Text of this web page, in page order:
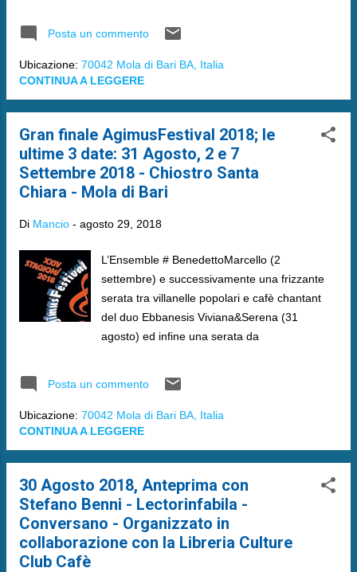
Posta un commento
Ubicazione: 70042 Mola di Bari BA, Italia
CONTINUA A LEGGERE
Gran finale AgimusFestival 2018; le
ultime 3 date: 31 Agosto, 2 e 7
Settembre 2018 - Chiostro Santa
Chiara - Mola di Bari
Di Mancio - agosto 29, 2018
L’Ensemble # BenedettoMarcello (2
settembre) e successivamente una frizzante
serata tra villanelle popolari e cafè chantant
del duo Ebbanesis Viviana&Serena (31
agosto) ed infine una serata da
Posta un commento
Ubicazione: 70042 Mola di Bari BA, Italia
CONTINUA A LEGGERE
30 Agosto 2018, Anteprima con
Stefano Benni - Lectorinfabila -
Conversano - Organizzato in
collaborazione con la Libreria Culture
Club Cafè